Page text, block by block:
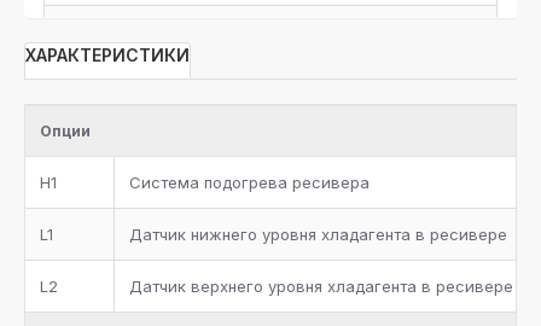
Комплект документации
Два предохранительных клапана с трехходовым
вентилем на ресивере хладагента
ХАРАКТЕРИСТИКИ
Опции
H1 Система подогрева ресивера
L1 Датчик нижнего уровня хладагента в ресивере
L2 Датчик верхнего уровня хладагента в ресивере